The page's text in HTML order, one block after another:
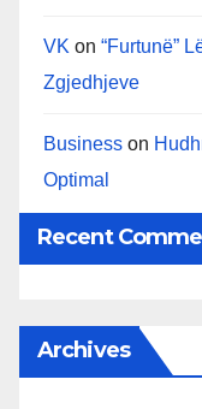
VK on “Furtunë”
Zgjedhjeve
Business on
Optimal
Recent
Archives